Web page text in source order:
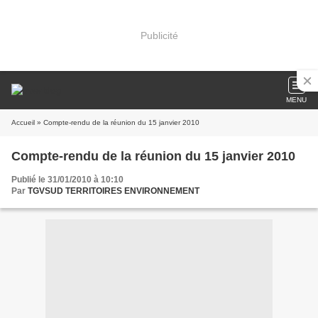
Publicité
MENU
Accueil » Compte-rendu de la réunion du 15 janvier 2010
Compte-rendu de la réunion du 15 janvier 2010
Publié le 31/01/2010 à 10:10
Par TGVSUD TERRITOIRES ENVIRONNEMENT